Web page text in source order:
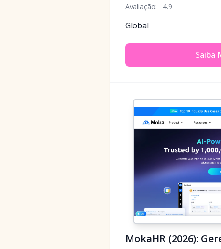
Avaliação: 4.9
Global
Saiba
MokaHR (2026):